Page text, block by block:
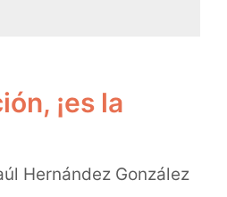
¡es la
Hernández González